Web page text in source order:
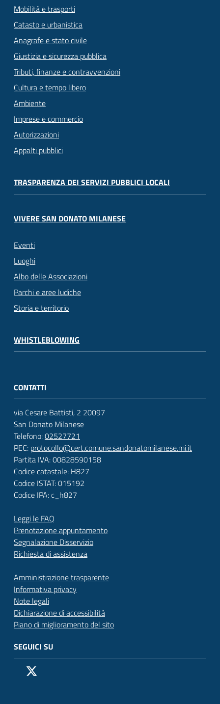
Mobilità e trasporti
Catasto e urbanistica
Anagrafe e stato civile
Giustizia e sicurezza pubblica
Tributi, finanze e contravvenzioni
Cultura e tempo libero
Ambiente
Imprese e commercio
Autorizzazioni
Appalti pubblici
TRASPARENZA DEI SERVIZI PUBBLICI LOCALI
VIVERE SAN DONATO MILANESE
Eventi
Luoghi
Albo delle Associazioni
Parchi e aree ludiche
Storia e territorio
WHISTLEBLOWING
CONTATTI
via Cesare Battisti, 2 20097
San Donato Milanese
Telefono:02527721
PEC: protocollo@cert.comune.sandonatomilanese.mi.it
Partita IVA: 00828590158
Codice catastale: H827
Codice ISTAT: 015192
Codice IPA: c_h827
Leggi le FAQ
Prenotazione appuntamento
Segnalazione Disservizio
Richiesta di assistenza
Amministrazione trasparente
Informativa privacy
Note legali
Dichiarazione di accessibilità
Piano di miglioramento del sito
SEGUICI SU
Pagina Facebook del Comune di San Donato Milanese